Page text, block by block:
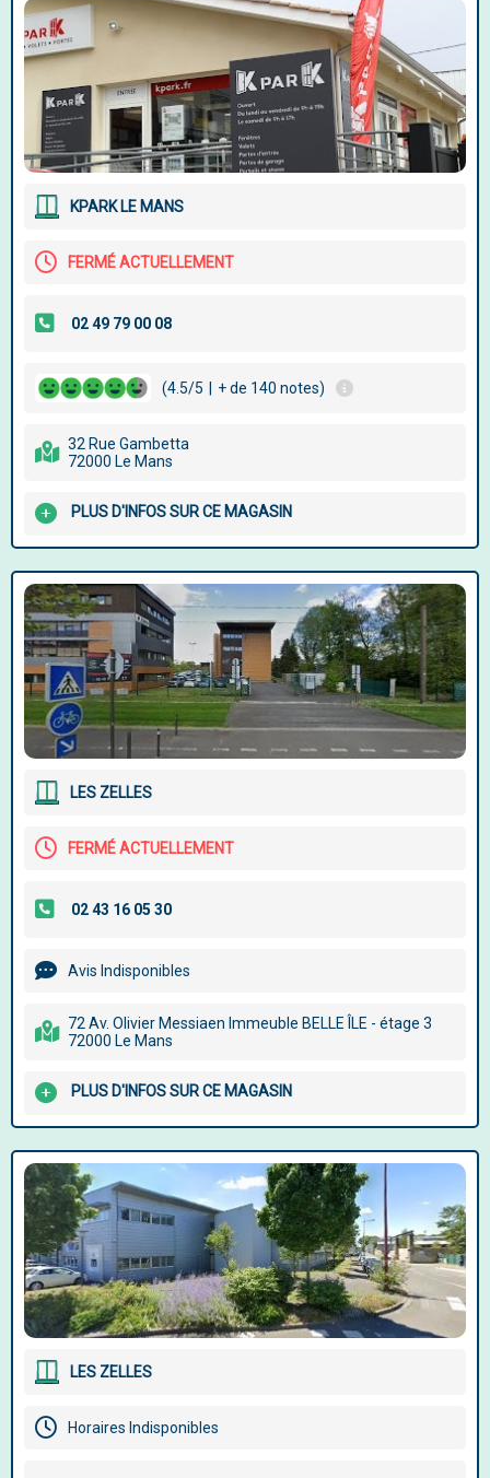
KPARK LE MANS
FERMÉ ACTUELLEMENT
(4.5/5 + de 140 notes)
32 Rue Gambetta
72000 Le Mans
PLUS D'INFOS SUR CE MAGASIN
LES ZELLES
FERMÉ ACTUELLEMENT
Avis Indisponibles
72 Av. Olivier Messiaen Immeuble BELLE ÎLE - étage 3
72000 Le Mans
PLUS D'INFOS SUR CE MAGASIN
LES ZELLES
Horaires Indisponibles